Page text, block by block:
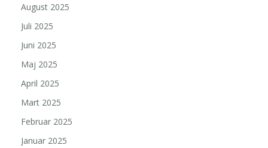
August 2025
Juli 2025
Juni 2025
Maj 2025
April 2025
Mart 2025
Februar 2025
Januar 2025